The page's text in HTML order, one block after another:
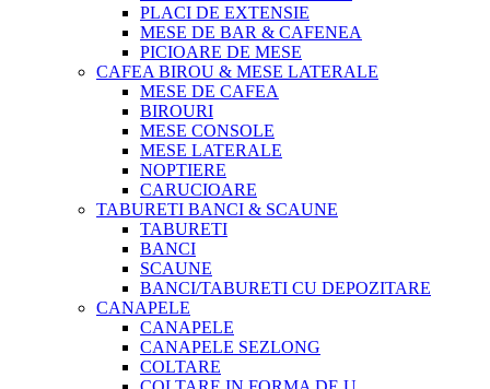
PLACI DE EXTENSIE
MESE DE BAR & CAFENEA
PICIOARE DE MESE
CAFEA BIROU & MESE LATERALE
MESE DE CAFEA
BIROURI
MESE CONSOLE
MESE LATERALE
NOPTIERE
CARUCIOARE
TABURETI BANCI & SCAUNE
TABURETI
BANCI
SCAUNE
BANCI/TABURETI CU DEPOZITARE
CANAPELE
CANAPELE
CANAPELE SEZLONG
COLTARE